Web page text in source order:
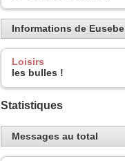
Informations de Eusebe
Loisirs
les bulles !
Statistiques
Messages au total